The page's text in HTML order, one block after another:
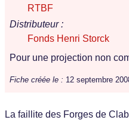
RTBF
Distributeur :
Fonds Henri Storck
Pour une projection non
Fiche créée le : 12 septembre
La faillite des Forges de